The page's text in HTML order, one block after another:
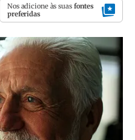
Nos adicione às suas fontes
preferidas